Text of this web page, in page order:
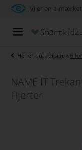
Vi er en e-
Her er du: Forside » 6
NAME IT
Hjerter